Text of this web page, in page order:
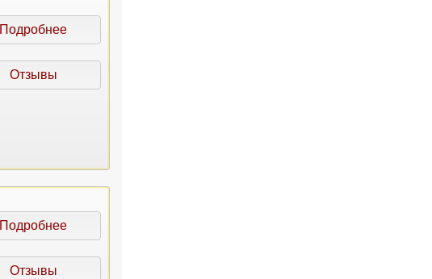
Подробнее
Отзывы
Подробнее
Отзывы